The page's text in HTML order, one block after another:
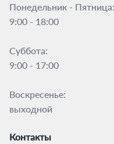
Понедельник - Пятница:
9:00 - 18:00
Суббота:
9:00 - 17:00
Воскресенье:
выходной
Контакты